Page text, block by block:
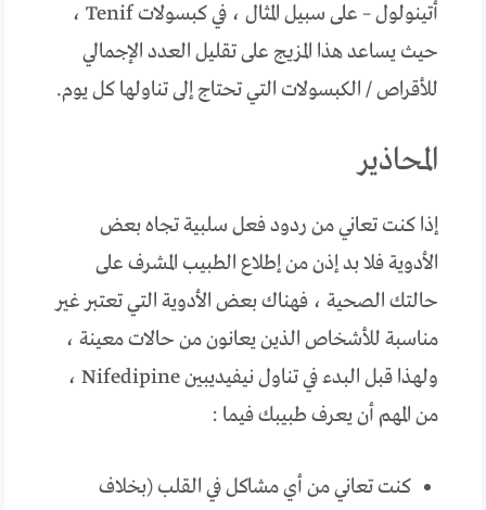
أتينولول – على سبيل المثال ، في كبسولات Tenif ،
حيث يساعد هذا المزيج على تقليل العدد الإجمالي
للأقراص / الكبسولات التي تحتاج إلى تناولها كل يوم.
المحاذير
إذا كنت تعاني من ردود فعل سلبية تجاه بعض
الأدوية فلا بد إذن من إطلاع الطبيب المشرف على
حالتك الصحية ، فهناك بعض الأدوية التي تعتبر غير
مناسبة للأشخاص الذين يعانون من حالات معينة ،
ولهذا قبل البدء في تناول نيفيديبين Nifedipine ،
من المهم أن يعرف طبيبك فيما :
كنت تعاني من أي مشاكل في القلب (بخلاف